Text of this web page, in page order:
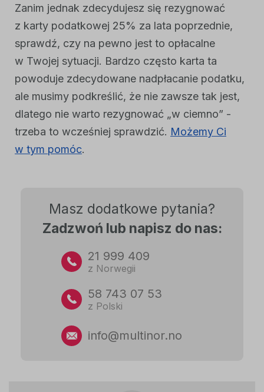
Zanim jednak zdecydujesz się rezygnować
z karty podatkowej 25% za lata poprzednie,
sprawdź, czy na pewno jest to opłacalne
w Twojej sytuacji. Bardzo często karta ta
powoduje zdecydowane nadpłacanie podatku,
ale musimy podkreślić, że nie zawsze tak jest,
dlatego nie warto rezygnować „w ciemno” -
trzeba to wcześniej sprawdzić. Możemy Ci
w tym pomóc.
Masz dodatkowe pytania?
Zadzwoń lub napisz do nas:
21 999 409
z Norwegii
58 743 07 53
z Polski
info@multinor.no